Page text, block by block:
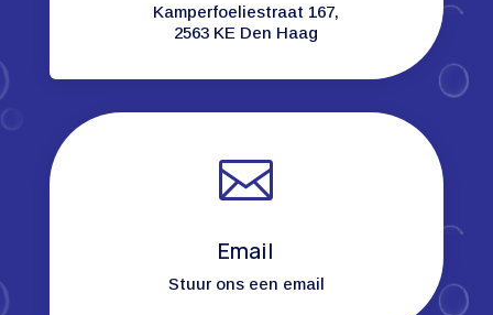
Kamperfoeliestraat 167,
2563 KE Den Haag

Email
Stuur ons een email